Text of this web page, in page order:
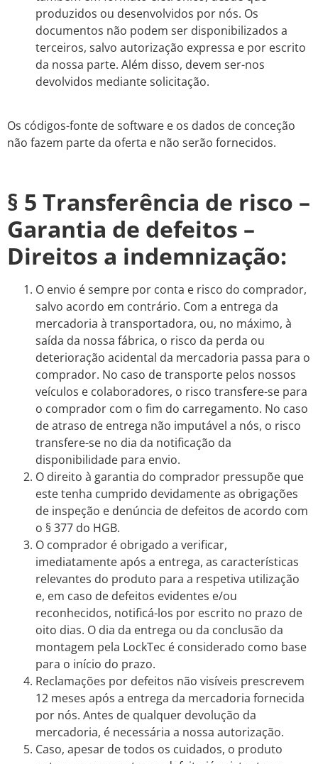
produzidos ou desenvolvidos por nós. Os
documentos não podem ser disponibilizados a
terceiros, salvo autorização expressa e por escrito
da nossa parte. Além disso, devem ser-nos
devolvidos mediante solicitação.
Os códigos-fonte de software e os dados de conceção
não fazem parte da oferta e não serão fornecidos.
§ 5 Transferência de risco –
Garantia de defeitos –
Direitos a indemnização:
O envio é sempre por conta e risco do comprador,
salvo acordo em contrário. Com a entrega da
mercadoria à transportadora, ou, no máximo, à
saída da nossa fábrica, o risco da perda ou
deterioração acidental da mercadoria passa para o
comprador. No caso de transporte pelos nossos
veículos e colaboradores, o risco transfere-se para
o comprador com o fim do carregamento. No caso
de atraso de entrega não imputável a nós, o risco
transfere-se no dia da notificação da
disponibilidade para envio.
O direito à garantia do comprador pressupõe que
este tenha cumprido devidamente as obrigações
de inspeção e denúncia de defeitos de acordo com
o § 377 do HGB.
O comprador é obrigado a verificar,
imediatamente após a entrega, as características
relevantes do produto para a respetiva utilização
e, em caso de defeitos evidentes e/ou
reconhecidos, notificá-los por escrito no prazo de
oito dias. O dia da entrega ou da conclusão da
montagem pela LockTec é considerado como base
para o início do prazo.
Reclamações por defeitos não visíveis prescrevem
12 meses após a entrega da mercadoria fornecida
por nós. Antes de qualquer devolução da
mercadoria, é necessária a nossa autorização.
Caso, apesar de todos os cuidados, o produto